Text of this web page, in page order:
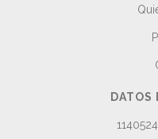
DATOS